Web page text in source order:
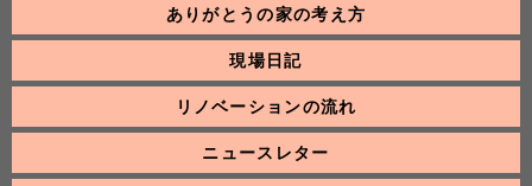
ありがとうの家の考え方
現場日記
リノベーションの流れ
ニュースレター